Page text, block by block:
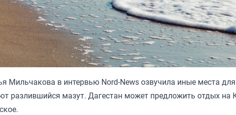
Мильчакова в интервью Nord-Newsозвучила иные места
разлившийся мазут. Дагестан может предложить отдых на